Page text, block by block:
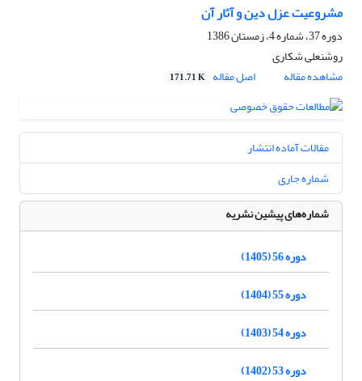
مشروعیت عزل دین و آثار آن
دوره 37، شماره 4، زمستان 1386
روشنعلی شکاری
مشاهده مقاله
اصل مقاله 171.71 K
مقالات آماده انتشار
شماره جاری
شماره‌های پیشین نشریه
دوره 56 (1405)
دوره 55 (1404)
دوره 54 (1403)
دوره 53 (1402)